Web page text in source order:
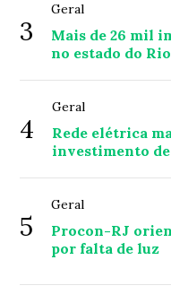
3
Geral
Mais de 26 mil
no estado do Rio
4
Geral
Rede elétrica
investimento
5
Geral
Procon-RJ
por falta de luz